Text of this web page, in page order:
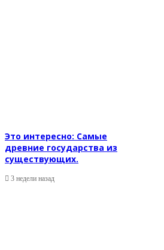
Это интересно: Самые
древние государства из
существующих.
3 недели назад